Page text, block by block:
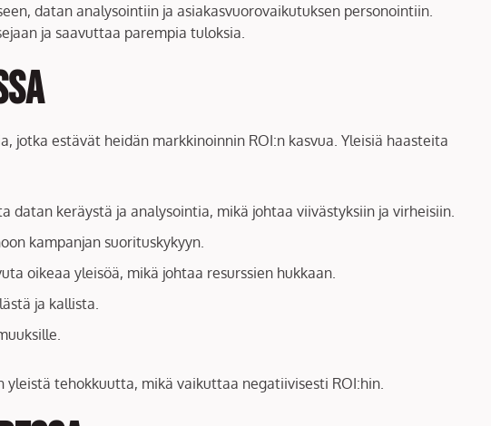
datan analysointiin ja asiakasvuorovaikutuksen personointiin.
ja saavuttaa parempia tuloksia.
estävät heidän markkinoinnin ROI:n kasvua. Yleisiä haasteita
keräystä ja analysointia, mikä johtaa viivästyksiin ja virheisiin.
kampanjan suorituskykyyn.
oikeaa yleisöä, mikä johtaa resurssien hukkaan.
ja kallista.
tehokkuutta, mikä vaikuttaa negatiivisesti ROI:hin.